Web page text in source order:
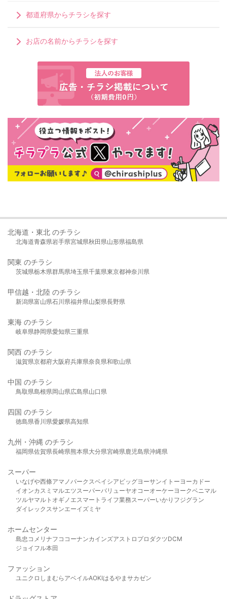
都道府県からチラシを探す
お店の名前からチラシを探す
北海道・東北 のチラシ
北海道青森県岩手県宮城県秋田県山形県福島県
関東 のチラシ
茨城県栃木県群馬県埼玉県千葉県東京都神奈川県
甲信越・北陸 のチラシ
新潟県富山県石川県福井県山梨県長野県
東海 のチラシ
岐阜県静岡県愛知県三重県
関西 のチラシ
滋賀県京都府大阪府兵庫県奈良県和歌山県
中国 のチラシ
鳥取県島根県岡山県広島県山口県
四国 のチラシ
徳島県香川県愛媛県高知県
九州・沖縄 のチラシ
福岡県佐賀県長崎県熊本県大分県宮崎県鹿児島県沖縄県
スーパー
いなげや西條アマノパークスベイシア ビッグヨーサンイトーヨーカドー
イオンカスミ マルエツスーパーバリューヤオコーオーケー ヨークベニマル
ツルヤマルト オギノ エスマート ライフ業務スーパーいかり フジグラン
ダイレックスサンエーイズミヤ
ホームセンター
島忠 コメリ ナフコ コーナンカインズアストロプロダクツDCM
ジョイフル本田
ファッション
ユニクロ しまむら アベイルAOKIはるやま サカゼン